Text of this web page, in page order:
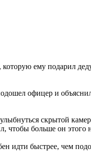
ему подарил
офицер и
скрытой
больше он этого
идти быстрее, чем